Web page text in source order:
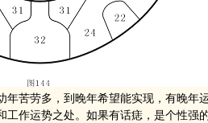
苦劳多，到晚年希望能实现，有晚年运
工作运势之处。如果有话痣，是个性强